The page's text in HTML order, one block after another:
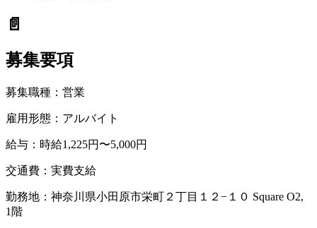
📄
募集要項
募集職種： 営業
雇用形態： アルバイト
給与： 時給1,225円〜5,000円
交通費： 実費支給
勤務地： 神奈川県小田原市栄町２丁目１２−１０ Square O2,
1階